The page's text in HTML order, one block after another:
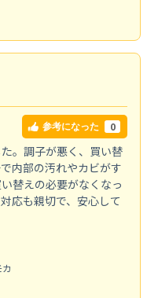
参考になった 0
。調子が悪く、買い替
内部の汚れやカビがす
替えの必要がなくなっ
応も親切で、安心して